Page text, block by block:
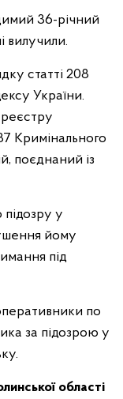
36-річний
вилучили.
статті 208
України.
реєстру
Кримінального
поєднаний із
у
йому
під
по
за підозрою у
області